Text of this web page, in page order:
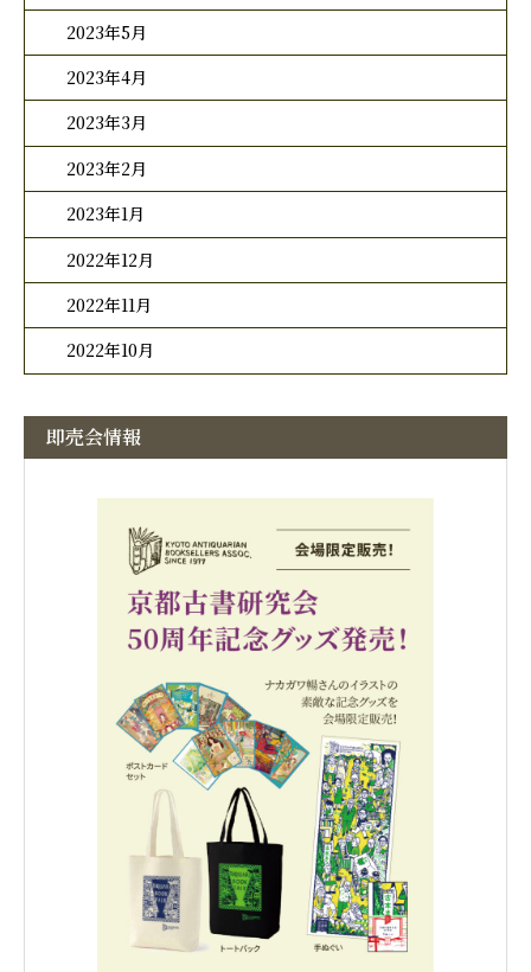
2023年5月
2023年4月
2023年3月
2023年2月
2023年1月
2022年12月
2022年11月
2022年10月
即売会情報